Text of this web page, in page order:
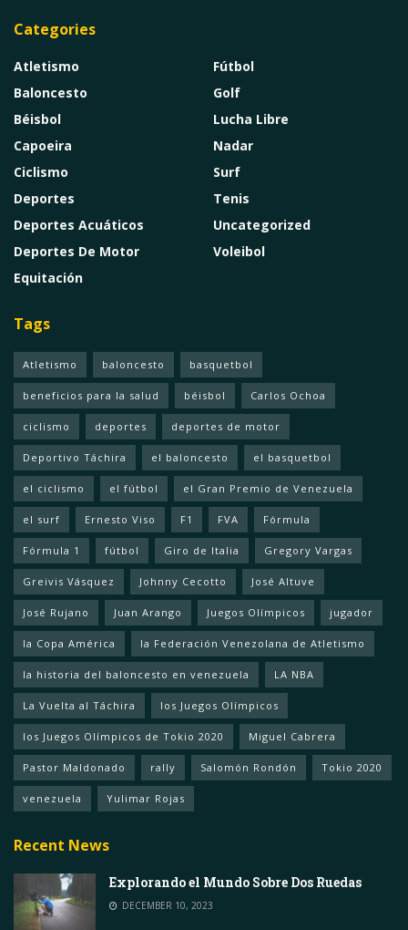
Categories
Atletismo
Baloncesto
Béisbol
Capoeira
Ciclismo
Deportes
Deportes Acuáticos
Deportes De Motor
Equitación
Fútbol
Golf
Lucha Libre
Nadar
Surf
Tenis
Uncategorized
Voleibol
Tags
Atletismo baloncesto basquetbol
beneficios para la salud béisbol Carlos Ochoa
ciclismo deportes deportes de motor
Deportivo Táchira el baloncesto el basquetbol
el ciclismo el fútbol el Gran Premio de Venezuela
el surf Ernesto Viso F1 FVA Fórmula
Fórmula 1 fútbol Giro de Italia Gregory Vargas
Greivis Vásquez Johnny Cecotto José Altuve
José Rujano Juan Arango Juegos Olímpicos jugador
la Copa América la Federación Venezolana de Atletismo
la historia del baloncesto en venezuela LA NBA
La Vuelta al Táchira los Juegos Olímpicos
los Juegos Olímpicos de Tokio 2020 Miguel Cabrera
Pastor Maldonado rally Salomón Rondón Tokio 2020
venezuela Yulimar Rojas
Recent News
Explorando el Mundo Sobre Dos Ruedas
DECEMBER 10, 2023